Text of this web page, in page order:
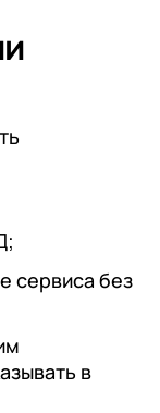
сервиса без
в